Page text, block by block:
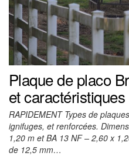
Plaque de placo
et
RAPIDEMENT Types de
ignifuges, et renforcées.
1,20 m et BA 13 NF – 2,60 x
de 12,5 mm…